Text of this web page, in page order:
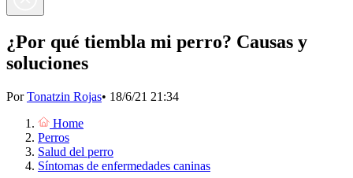
¿Por qué tiembla mi perro? Causas y
soluciones
PorTonatzin Rojas• 18/6/21 21:34
Home
Perros
Salud del perro
Síntomas de enfermedades caninas